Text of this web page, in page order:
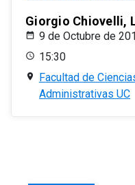
Giorgio Chiovelli,
9 de Octubre de
15:30
Facultad de
Administrativas UC